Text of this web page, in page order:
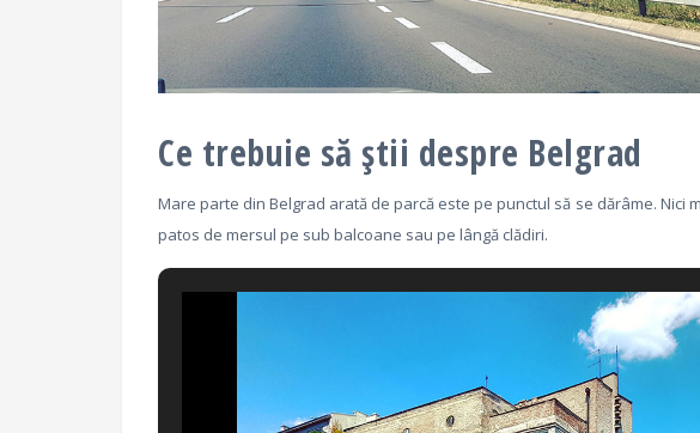
Ce trebuie să știi despre Belgrad
Mare parte din Belgrad arată de parcă este pe punctul să se dărâme. Nici
patos de mersul pe sub balcoane sau pe lângă clădiri.